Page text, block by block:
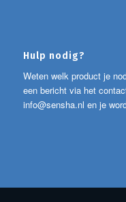
Hulp nodig?
Weten welk product je
een bericht via het
info@sensha.nl en je